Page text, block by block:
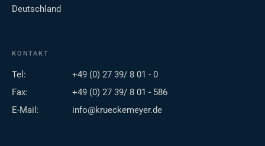
Deutschland
KONTAKT
Tel:
+49 (0) 27 39/ 8 01 - 0
Fax:
+49 (0) 27 39/ 8 01 - 586
E-Mail:
info@krueckemeyer.de